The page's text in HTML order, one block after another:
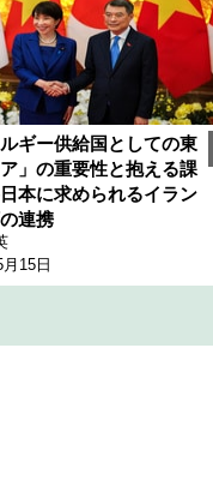
ルギー供給国としての東
」の重要性と抱える課
本に求められるイラン
連携
15日